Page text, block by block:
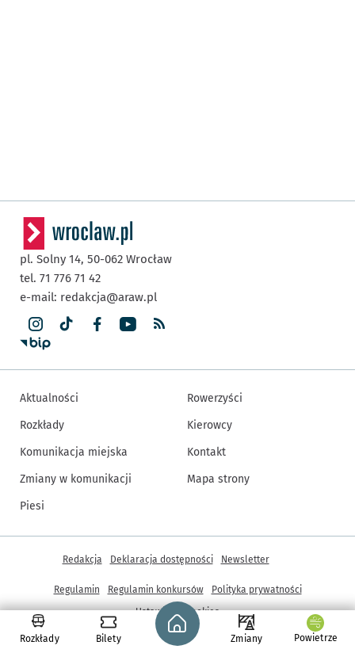
Rozkłady Bilety
Strona główna - wroclaw.pl
Zmiany Powietrze
pl. Solny 14, 50-062 Wrocław
tel. 71 776 71 42
e-mail: redakcja@araw.pl
Aktualności
Rozkłady
Komunikacja miejska
Zmiany w komunikacji
Piesi
Rowerzyści
Kierowcy
Kontakt
Mapa strony
© Copyright 2005-2026, ARAW S.A., Gmina Wrocław
Inne informacje
Redakcja Deklaracja dostępności Newsletter
Regulamin Regulamin konkursów
Polityka prywatności
Ustawienia cookies